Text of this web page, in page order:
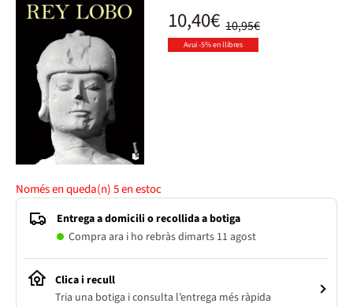
10,95€
10,40€
Avui -5% en llibres
Només en queda(n)5en estoc
Entrega a domicili o recollida a botiga
Compra ara i ho rebràs dimarts 11 agost
Clica i recull
Tria una botiga i consulta l’entrega més ràpida